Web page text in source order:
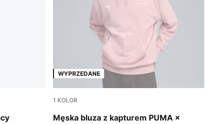
WYPRZEDANE
1 KOLOR
Męska bluza z kapturem PUMA ×
Rosy Outlook